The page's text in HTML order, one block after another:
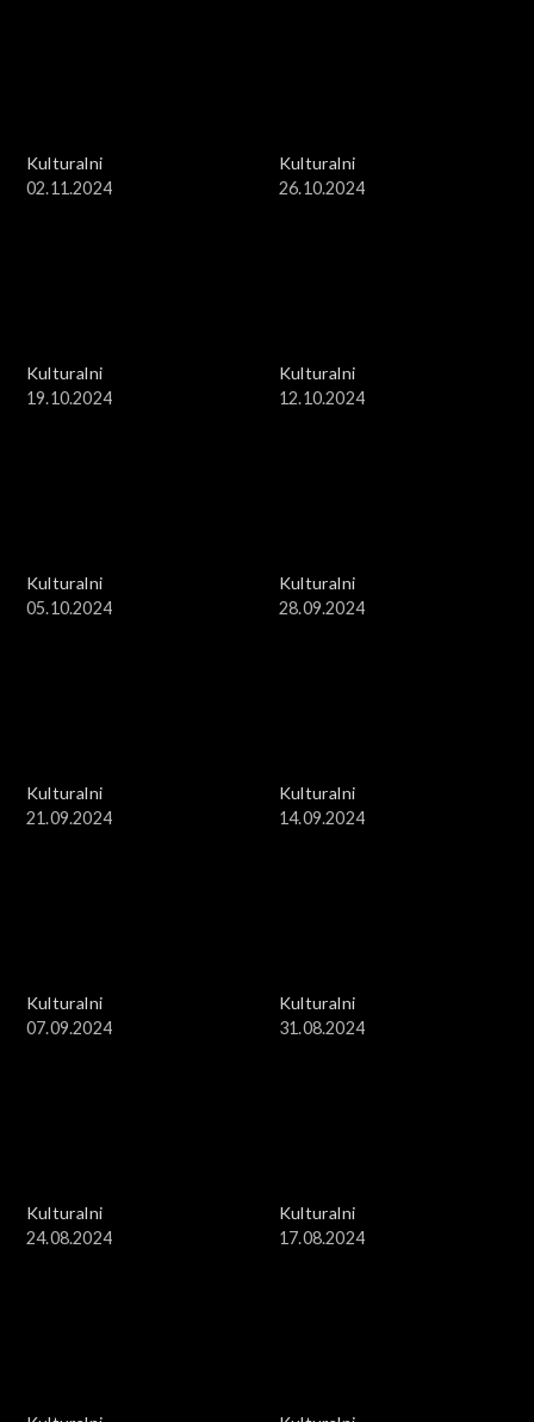
Kulturalni
02.11.2024
Kulturalni
26.10.2024
Kulturalni
19.10.2024
Kulturalni
12.10.2024
Kulturalni
05.10.2024
Kulturalni
28.09.2024
Kulturalni
21.09.2024
Kulturalni
14.09.2024
Kulturalni
07.09.2024
Kulturalni
31.08.2024
Kulturalni
24.08.2024
Kulturalni
17.08.2024